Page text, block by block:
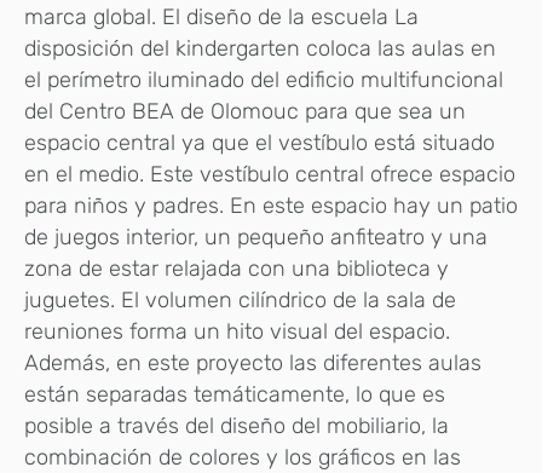
marca global. El diseño de la escuela La
disposición del kindergarten coloca las aulas en
el perímetro iluminado del edificio multifuncional
del Centro BEA de Olomouc para que sea un
espacio central ya que el vestíbulo está situado
en el medio. Este vestíbulo central ofrece espacio
para niños y padres. En este espacio hay un patio
de juegos interior, un pequeño anfiteatro y una
zona de estar relajada con una biblioteca y
juguetes. El volumen cilíndrico de la sala de
reuniones forma un hito visual del espacio.
Además, en este proyecto las diferentes aulas
están separadas temáticamente, lo que es
posible a través del diseño del mobiliario, la
combinación de colores y los gráficos en las